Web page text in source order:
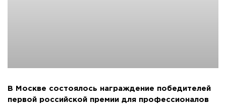
В Москве состоялось награждение победителей
первой российской премии для профессионалов